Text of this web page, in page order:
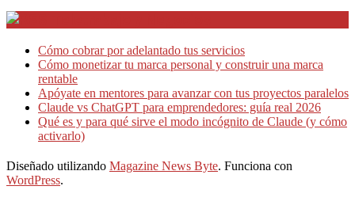
Cómo cobrar por adelantado tus servicios
Cómo monetizar tu marca personal y construir una marca
rentable
Apóyate en mentores para avanzar con tus proyectos paralelos
Claude vs ChatGPT para emprendedores: guía real 2026
Qué es y para qué sirve el modo incógnito de Claude (y cómo
activarlo)
Diseñado utilizando Magazine News Byte. Funciona con
WordPress.